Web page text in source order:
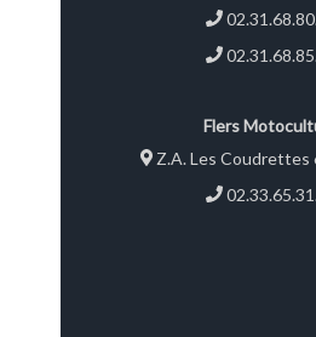
Flers
Z.A. Les Coudrettes